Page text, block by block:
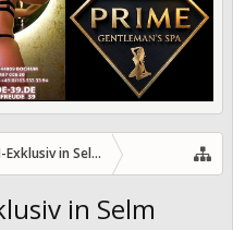
in Selm
in Selm